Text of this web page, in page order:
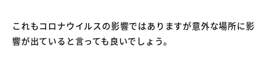
これもコロナウイルスの影響ではありますが意外な場所に影
響が出ていると言っても良いでしょう。